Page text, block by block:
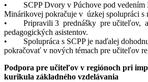
• SCPP Dvory v Púchove pod vedením
Minárikovej pokračuje v úzkej spolupráci s
• Pripravili 3 prednášky pre učiteľov, a
pedagogických asistentov.
• Spolupráca s SCPP je naďalej
pokračovať v nových témach pre učiteľov
Podpora pre učiteľov v regiónoch pri
kurikula základného vzdelávania